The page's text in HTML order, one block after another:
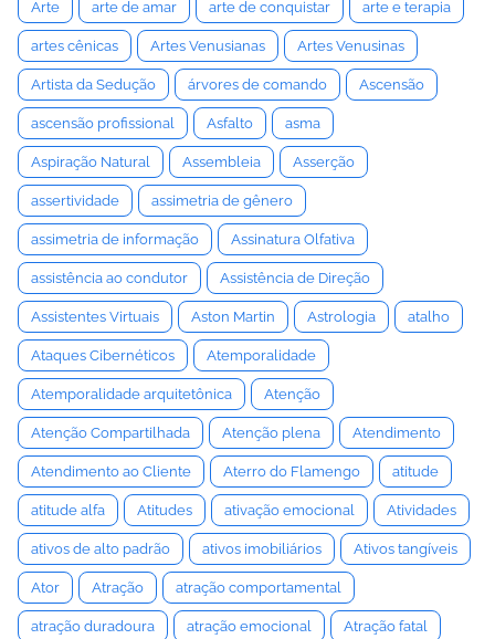
Arte arte de amar arte de conquistar arte e terapia
artes cênicas Artes Venusianas Artes Venusinas
Artista da Sedução árvores de comando Ascensão
ascensão profissional Asfalto asma
Aspiração Natural Assembleia Asserção
assertividade assimetria de gênero
assimetria de informação Assinatura Olfativa
assistência ao condutor Assistência de Direção
Assistentes Virtuais Aston Martin Astrologia atalho
Ataques Cibernéticos Atemporalidade
Atemporalidade arquitetônica Atenção
Atenção Compartilhada Atenção plena Atendimento
Atendimento ao Cliente Aterro do Flamengo atitude
atitude alfa Atitudes ativação emocional Atividades
ativos de alto padrão ativos imobiliários Ativos tangíveis
Ator Atração atração comportamental
atração duradoura atração emocional Atração fatal